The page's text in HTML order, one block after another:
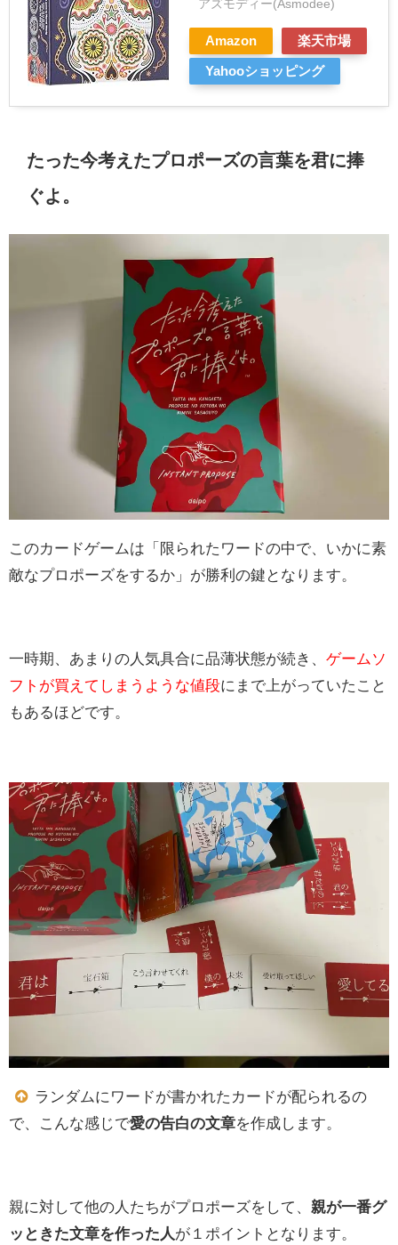
アズモディー(Asmodee)
Amazon 楽天市場
Yahooショッピング
たった今考えたプロポーズの言葉を君に捧
ぐよ。
このカードゲームは「限られたワードの中で、いかに素
敵なプロポーズをするか」が勝利の鍵となります。
一時期、あまりの人気具合に品薄状態が続き、 ゲームソ
フトが買えてしまうような値段にまで上がっていたこと
もあるほどです。
ランダムにワードが書かれたカードが配られるの
で、こんな感じで愛の告白の文章を作成します。
親に対して他の人たちがプロポーズをして、 親が一番グ
ッときた文章を作った人 が１ポイントとなります。